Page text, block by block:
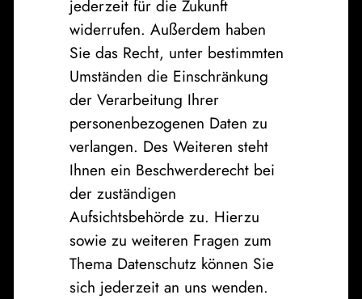
jederzeit für die Zukunft
widerrufen. Außerdem haben
Sie das Recht, unter bestimmten
Umständen die Einschränkung
der Verarbeitung Ihrer
personenbezogenen Daten zu
verlangen. Des Weiteren steht
Ihnen ein Beschwerderecht bei
der zuständigen
Aufsichtsbehörde zu. Hierzu
sowie zu weiteren Fragen zum
Thema Datenschutz können Sie
sich jederzeit an uns wenden.